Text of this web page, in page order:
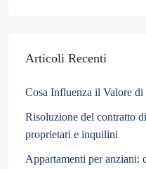
Articoli Recenti
Cosa Influenza il Valore
Risoluzione del contratto
proprietari e inquilini
Appartamenti per anziani: